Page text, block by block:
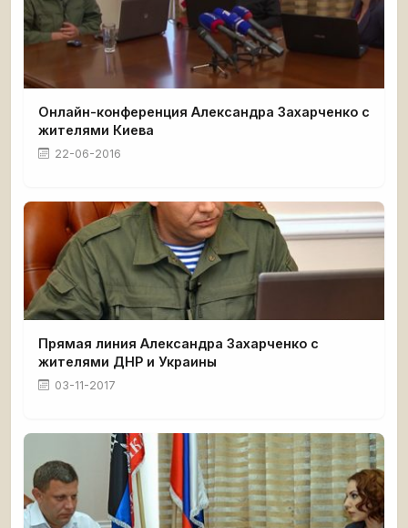
Онлайн-конференция Александра Захарченко с
жителями Киева
22-06-2016
Прямая линия Александра Захарченко с
жителями ДНР и Украины
03-11-2017